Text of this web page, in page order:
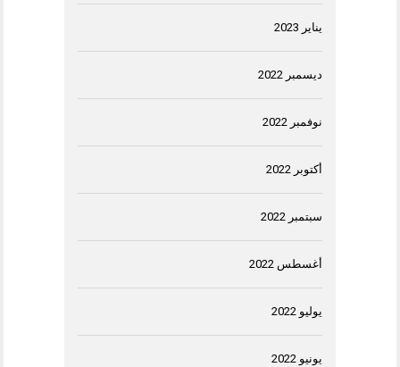
يناير 2023
ديسمبر 2022
نوفمبر 2022
أكتوبر 2022
سبتمبر 2022
أغسطس 2022
يوليو 2022
يونيو 2022